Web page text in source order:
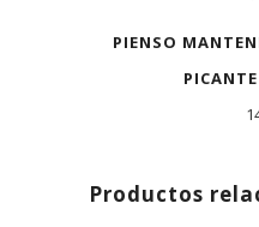
PIENSO
Productos